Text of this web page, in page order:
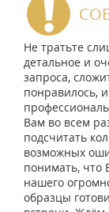
Не тратьте
детальное и
запроса,
понравилось,
Вам во всем
подсчитать
возможных
понимать, что
нашего
образцы